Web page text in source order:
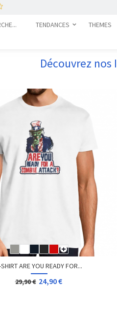
TENDANCES THEMES
Découvrez nos
ARE YOU READY FOR...
29,90 € 24,90 €